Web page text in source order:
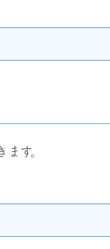
す。